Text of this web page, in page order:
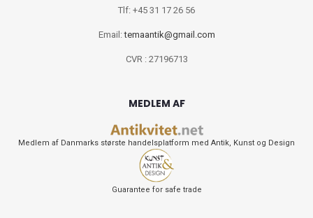
Tlf: +45 31 17 26 56
Email:temaantik@gmail.com
CVR : 27196713
MEDLEM AF
Medlem af Danmarks største handelsplatform med Antik, Kunst og Design
Guarantee for safe trade